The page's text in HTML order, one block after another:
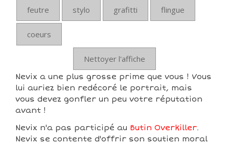
feutre stylo grafitti flingue
coeurs
Nettoyer l'affiche
Nevix a une plus grosse prime que vous ! Vous
lui auriez bien redécoré le portrait, mais
vous devez gonfler un peu votre réputation
avant !
Nevix n'a pas participé au Butin Overkiller.
Nevix se contente d'offrir son soutien moral